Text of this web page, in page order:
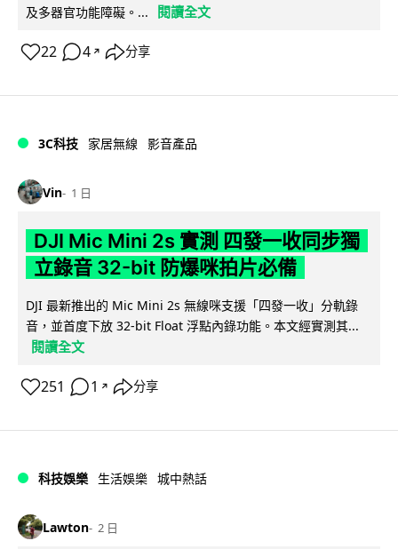
及多器官功能障礙。...
閱讀全文
22 4 ↗ 分享
3C科技 家居無線 影音產品
Vin 1 日
DJI Mic Mini 2s 實測 四發一收同步獨
立錄音 32-bit 防爆咪拍片必備
DJI 最新推出的 Mic Mini 2s 無線咪支援「四發一收」分軌錄
音，並首度下放 32-bit Float 浮點內錄功能。本文經實測其...
閱讀全文
251 1 ↗ 分享
科技娛樂 生活娛樂 城中熱話
Lawton 2 日